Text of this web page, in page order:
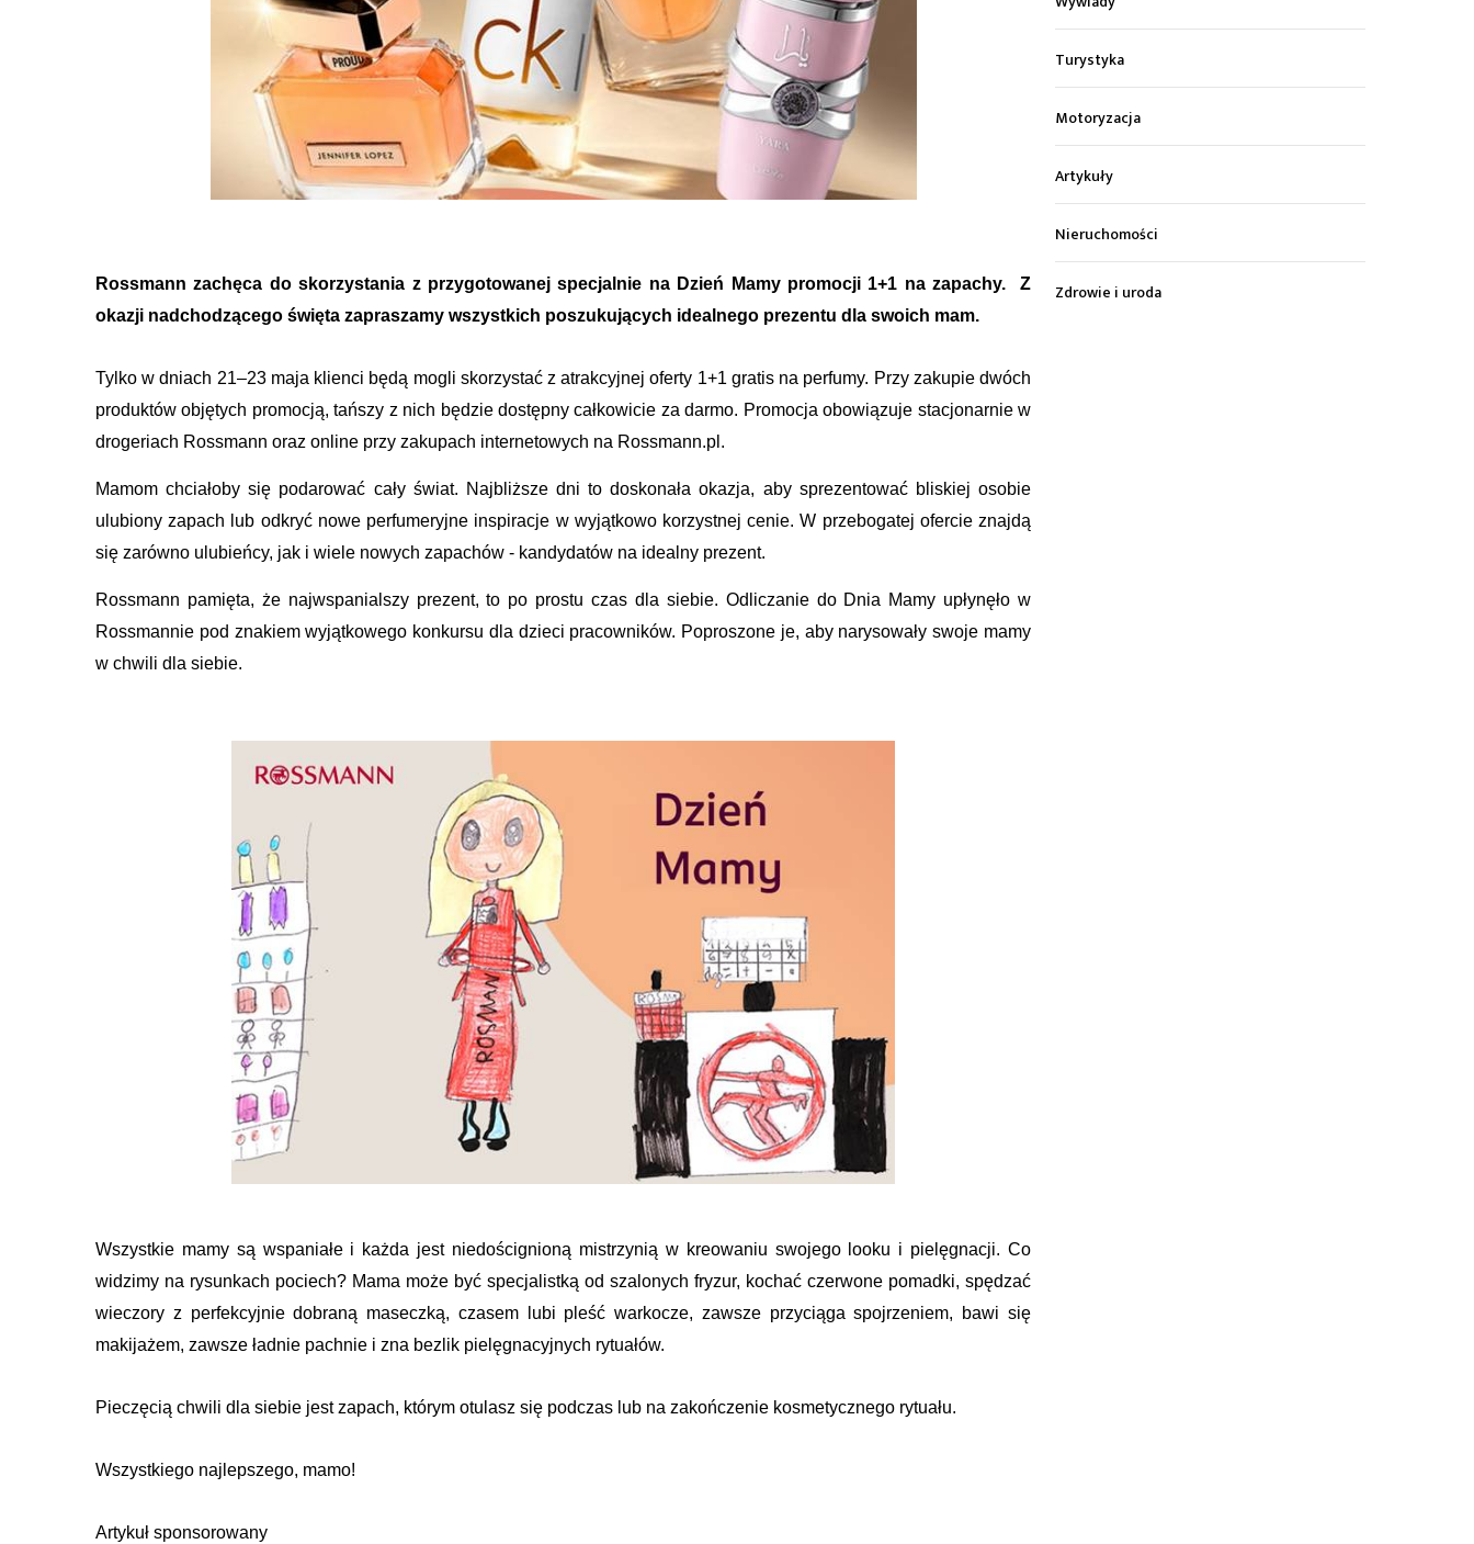
Rossmann zachęca do skorzystania z przygotowanej specjalnie na Dzień Mamy promocji 1+1 na zapachy. Z
okazji nadchodzącego święta zapraszamy wszystkich poszukujących idealnego prezentu dla swoich mam.
Tylko w dniach 21–23 maja klienci będą mogli skorzystać z atrakcyjnej oferty 1+1 gratis na perfumy. Przy zakupie dwóch
produktów objętych promocją, tańszy z nich będzie dostępny całkowicie za darmo. Promocja obowiązuje stacjonarnie w
drogeriach Rossmann oraz online przy zakupach internetowych na Rossmann.pl.
Mamom chciałoby się podarować cały świat. Najbliższe dni to doskonała okazja, aby sprezentować bliskiej osobie
ulubiony zapach lub odkryć nowe perfumeryjne inspiracje w wyjątkowo korzystnej cenie. W przebogatej ofercie znajdą
się zarówno ulubieńcy, jak i wiele nowych zapachów - kandydatów na idealny prezent.
Rossmann pamięta, że najwspanialszy prezent, to po prostu czas dla siebie. Odliczanie do Dnia Mamy upłynęło w
Rossmannie pod znakiem wyjątkowego konkursu dla dzieci pracowników. Poproszone je, aby narysowały swoje mamy
w chwili dla siebie.
Wszystkie mamy są wspaniałe i każda jest niedoścignioną mistrzynią w kreowaniu swojego looku i pielęgnacji. Co
widzimy na rysunkach pociech? Mama może być specjalistką od szalonych fryzur, kochać czerwone pomadki, spędzać
wieczory z perfekcyjnie dobraną maseczką, czasem lubi pleść warkocze, zawsze przyciąga spojrzeniem, bawi się
makijażem, zawsze ładnie pachnie i zna bezlik pielęgnacyjnych rytuałów.
Pieczęcią chwili dla siebie jest zapach, którym otulasz się podczas lub na zakończenie kosmetycznego rytuału.
Wszystkiego najlepszego, mamo!
Artykuł sponsorowany
Turystyka
Motoryzacja
Artykuły
Nieruchomości
Zdrowie i uroda